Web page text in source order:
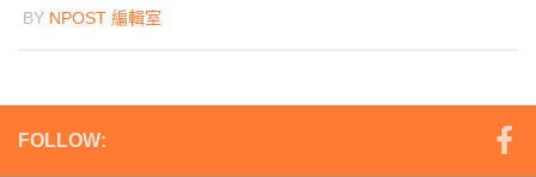
BY NPOST 編輯室
FOLLOW: